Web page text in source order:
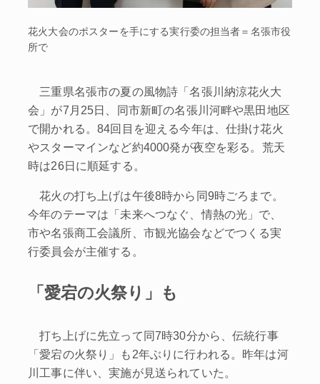
花火大会のポスターを手にする実行委の担当者＝名張市役
所で
三重県名張市の夏の風物詩「名張川納涼花火大
会」が7月25日、同市新町の名張川河畔や黒田地区
で開かれる。84回目を迎える今年は、仕掛け花火
やスターマインなど約4000発が夜空を彩る。荒天
時は26日に順延する。
花火の打ち上げは午後8時から同9時ごろまで。
今年のテーマは「未来へつなぐ、情熱の光」で、
市や名張商工会議所、市観光協会などでつくる実
行委員会が主催する。
「愛宕の火祭り」も
打ち上げに先立って同7時30分から、伝統行事
「愛宕の火祭り」も2年ぶりに行われる。昨年は河
川工事に伴い、実施が見送られていた。